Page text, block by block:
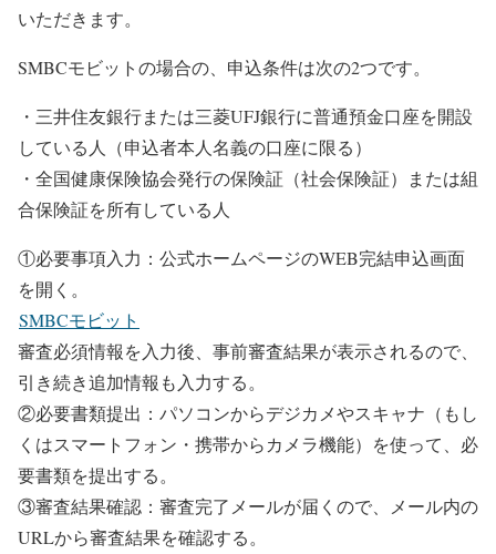
いただきます。
SMBCモビットの場合の、申込条件は次の2つです。
・三井住友銀行または三菱UFJ銀行に普通預金口座を開設
している人（申込者本人名義の口座に限る）
・全国健康保険協会発行の保険証（社会保険証）または組
合保険証を所有している人
①必要事項入力：公式ホームページのWEB完結申込画面
を開く。
SMBCモビット
審査必須情報を入力後、事前審査結果が表示されるので、
引き続き追加情報も入力する。
②必要書類提出：パソコンからデジカメやスキャナ（もし
くはスマートフォン・携帯からカメラ機能）を使って、必
要書類を提出する。
③審査結果確認：審査完了メールが届くので、メール内の
URLから審査結果を確認する。